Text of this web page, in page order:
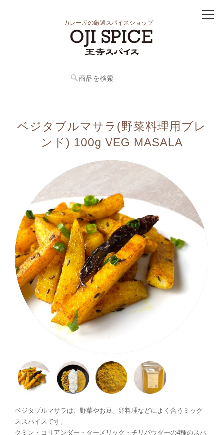
カレー屋の厳選スパイスショップ
ベジタブルマサラ(野菜料理用ブレ
ンド) 100g VEG MASALA
ベジタブルマサラは、野菜やお豆、卵料理などによく合うミック
ススパイスです。
クミン・コリアンダー・ターメリック・チリパウダーの4種のスパ